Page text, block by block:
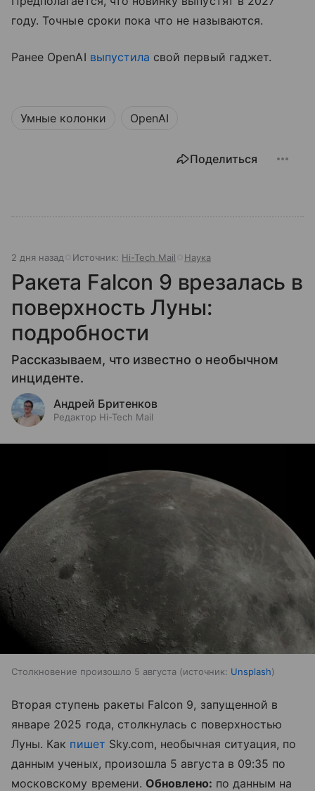
году. Точные сроки пока что не называются.
Ранее OpenAI выпустила свой первый гаджет.
Умные колонки OpenAI
Поделиться
2 дня назад Источник: Hi-Tech Mail Наука
Ракета Falcon 9 врезалась в
поверхность Луны:
подробности
Рассказываем, что известно о необычном
инциденте.
Андрей Бритенков
Редактор Hi-Tech Mail
Столкновение произошло 5 августа источник: Unsplash
Вторая ступень ракеты Falcon 9, запущенной в
январе 2025 года, столкнулась с поверхностью
Луны. Как пишет Sky.com, необычная ситуация, по
данным ученых, произошла 5 августа в 09:35 по
московскому времени. Обновлено: по данным на